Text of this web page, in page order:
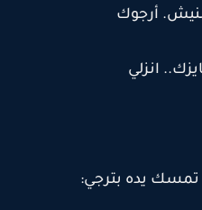
أرجوك
انزلي
يده بترجي: